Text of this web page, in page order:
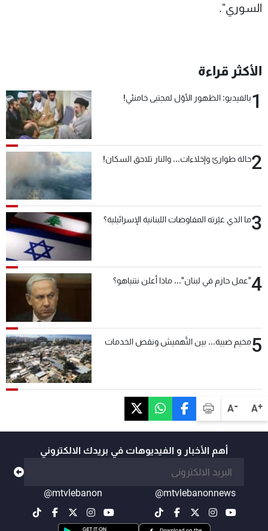
A+
A-
السوري".
الأكثر قراءة
1بالفيديو: الظهور الأوّل لمجتبى خامنئي!
2حالة طوارئ وإخلاءات... والنار تلاحق السكان!
3ما الذي غيّرته المفاوضات اللبنانية الإسرائيلية؟
4"عمل حازم في لبنان"... ماذا أعلن نتنياهو؟
5مخيم ضبية... بين التَّهميش ونقص الخدمات
أهم الأخبار و الفيديوهات في بريدك الالكتروني
@mtvlebanonnews
@mtvlebanon